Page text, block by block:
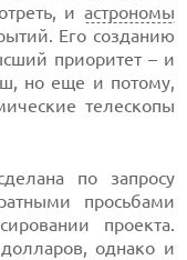
и астрономы
Его созданию
приоритет – и
но еще и потому,
телескопы
по запросу
просьбами
проекта.
однако и